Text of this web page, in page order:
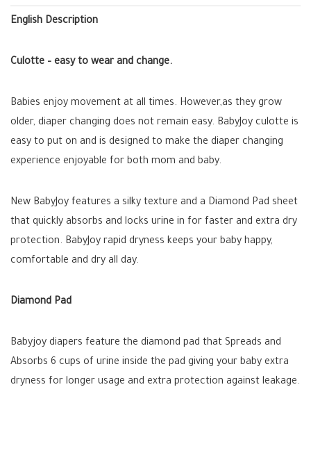
English Description
Culotte – easy to wear and change.
Babies enjoy movement at all times. However,as they grow
older, diaper changing does not remain easy. BabyJoy culotte is
easy to put on and is designed to make the diaper changing
experience enjoyable for both mom and baby.
New BabyJoy features a silky texture and a Diamond Pad sheet
that quickly absorbs and locks urine in for faster and extra dry
protection. BabyJoy rapid dryness keeps your baby happy,
comfortable and dry all day.
Diamond Pad
Babyjoy diapers feature the diamond pad that Spreads and
Absorbs 6 cups of urine inside the pad giving your baby extra
dryness for longer usage and extra protection against leakage.